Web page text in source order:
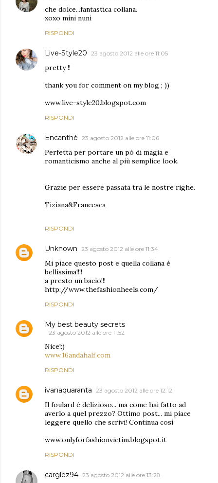
che dolce...fantastica collana.
xoxo mini nuni
RISPONDI
Live-Style20 23 agosto 2012 alle ore 11:05
pretty !!
thank you for comment on my blog ; ))
www.live-style20.blogspot.com
RISPONDI
Encanthè 23 agosto 2012 alle ore 11:06
Perfetta per portare un pò di magia e
romanticismo anche al più semplice look.
Grazie per essere passata tra le nostre righe.
Tiziana&Francesca
RISPONDI
Unknown 23 agosto 2012 alle ore 11:34
Mi piace questo post e quella collana è
bellissima!!!!
a presto un bacio!!!
http://www.thefashionheels.com/
RISPONDI
My best beauty secrets
23 agosto 2012 alle ore 11:52
Nice!:)
www.16andahalf.com
RISPONDI
ivanaquaranta 23 agosto 2012 alle ore 12:12
Il foulard è delizioso... ma come hai fatto ad
averlo a quel prezzo? Ottimo post... mi piace
leggere quello che scrivi! Continua così
www.onlyforfashionvictim.blogspot.it
RISPONDI
carglez94 23 agosto 2012 alle ore 13:28